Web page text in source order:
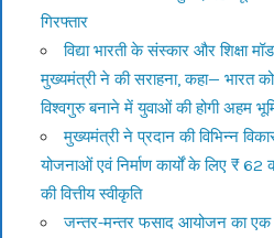
गिरफ्तार
विद्या भारती के संस्कार और शिक्षा
मुख्यमंत्री ने की सराहना, कहा— भारत को
विश्वगुरु बनाने में युवाओं की होगी अहम
मुख्यमंत्री ने प्रदान की विभिन्न
योजनाओं एवं निर्माण कार्यों के लिए ₹ 62
की वित्तीय स्वीकृति
जन्तर-मन्तर फसाद आयोजन का एक